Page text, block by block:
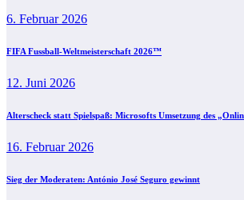
6. Februar 2026
FIFA Fussball-Weltmeisterschaft 2026™
12. Juni 2026
Alterscheck statt Spielspaß: Microsofts Umsetzung des
16. Februar 2026
Sieg der Moderaten: António José Seguro gewinnt